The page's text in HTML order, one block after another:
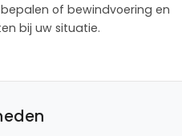
of bewindvoering en
bij uw situatie.